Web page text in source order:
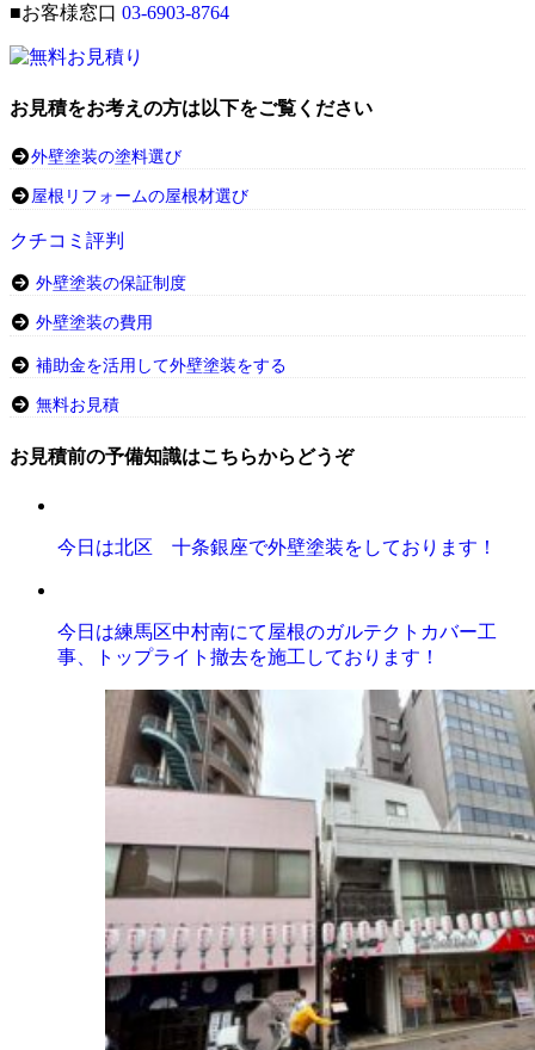
■お客様窓口 03-6903-8764
お見積をお考えの方は以下をご覧ください
外壁塗装の塗料選び
屋根リフォームの屋根材選び
クチコミ評判
外壁塗装の保証制度
外壁塗装の費用
補助金を活用して外壁塗装をする
無料お見積
お見積前の予備知識はこちらからどうぞ
今日は北区 十条銀座で外壁塗装をしております！
今日は練馬区中村南にて屋根のガルテクトカバー工
事、トップライト撤去を施工しております！